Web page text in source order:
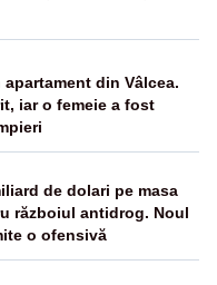
din Vâlcea.
iar o femeie a fost
de dolari pe masa
războiul antidrog. Noul
o ofensivă